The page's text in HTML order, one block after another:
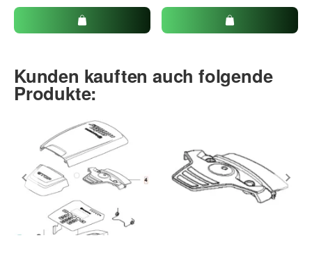
Kunden kauften auch folgende
Produkte: